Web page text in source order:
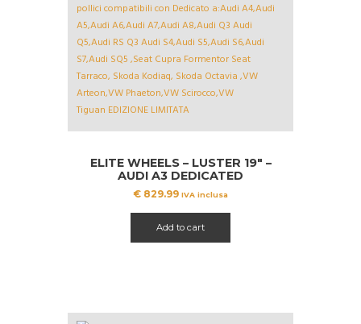
ELITE WHEELS – LUSTER 19″ –
AUDI A3 DEDICATED
€ 829.99 IVA inclusa
Add to cart